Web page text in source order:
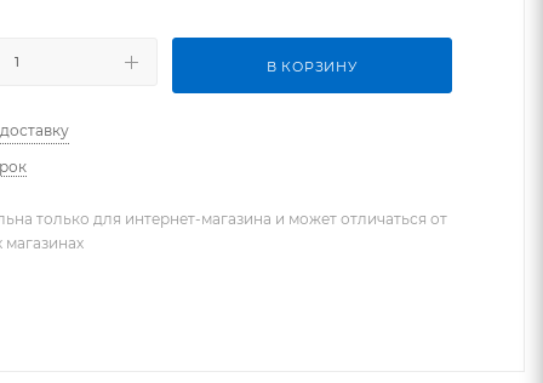
В КОРЗИНУ
только для интернет-магазина и может отличаться от
магазинах